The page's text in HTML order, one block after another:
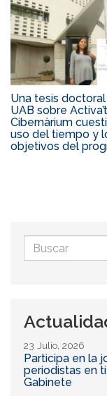
Una tesis
UAB sobre
Cibernàrium
uso del tiempo y
objetivos del
Formulario
de
23 Julio, 2026
Participa en la
periodistas en
Gabinete